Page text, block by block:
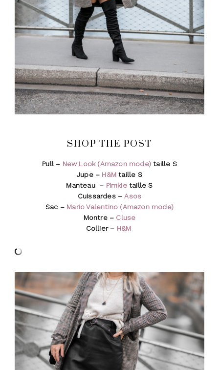
SHOP THE POST
Pull – New Look (Amazon mode) taille S
Jupe – H&M taille S
Manteau – Pimkietaille S
Cuissardes –Asos
Sac – Mario Valentino (Amazon mode)
Montre – Cluse
Collier – H&M